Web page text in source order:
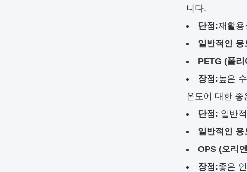
니다.
단점:재활용
일반적인 용
PETG (폴
장점:높은
온도에 대한 좋
단점: 일반
일반적인 용
OPS (오리
장점:좋은